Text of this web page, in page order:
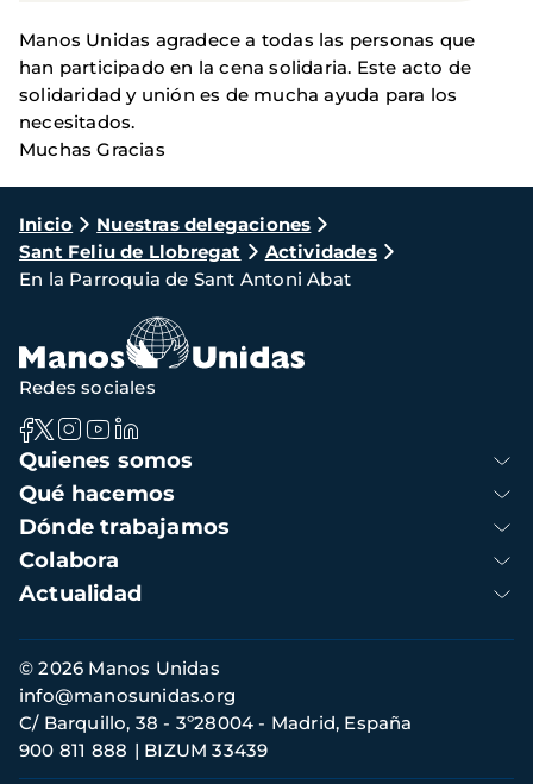
Manos Unidas agradece a todas las personas que
han participado en la cena solidaria. Este acto de
solidaridad y unión es de mucha ayuda para los
necesitados.
Muchas Gracias
Ruta
de
navegación
Inicio
Nuestras delegaciones
Sant Feliu de Llobregat
Actividades
En la Parroquia de Sant Antoni Abat
Navegación
principal
Quienes somos
Qué hacemos
Dónde trabajamos
Colabora
Actualidad
Redes sociales
Información
de
contacto
© 2026 Manos Unidas
C/ Barquillo, 38 - 3º28004 - Madrid, España
900 811 888
BIZUM 33439
info@manosunidas.org